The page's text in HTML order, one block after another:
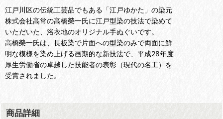
江戸川区の伝統工芸品でもある「江戸ゆかた」の染元
株式会社高常の高橋榮一氏に江戸型染の技法で染めて
いただいた、浴衣地のオリジナル手ぬぐいです。
高橋榮一氏は、長板染で片面への型染のみで両面に鮮
明な模様を染め上げる画期的な新技法で、平成28年度
厚生労働省の卓越した技能者の表彰（現代の名工）を
受賞されました。
商品詳細